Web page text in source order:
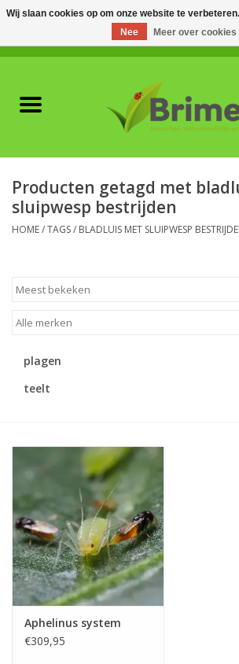
Plagen & Ziekten
Meststoffen en
Bodemverbeteraars
Monitoring
Brimex kaarten
Vallen
Drukspuiten
Onkruid & Reiniging
Zaden
Producten getagd met
sluipwesp bestrijden
HOME/TAGS/ BLADLUIS MET SLUIPWESP
plagen
teelt
Aphelinus system
€309,95
Wij slaan cookies op om onze website te
Nee
Meer over cookies